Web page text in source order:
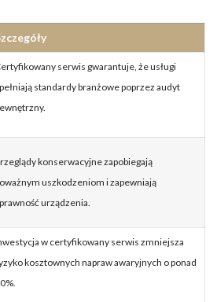
serwis gwarantuje, że usługi
standardy branżowe poprzez audyt
konserwacyjne zapobiegają
uszkodzeniom i zapewniają
urządzenia.
w certyfikowany serwis zmniejsza
kosztownych napraw awaryjnych o ponad